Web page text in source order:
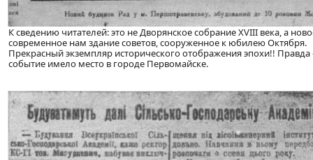
К сведению читателей: это не Дворянское собрание XVIІІ века, а
современное нам здание советов, сооруженное к юбилею Октября.
Прекрасный экземпляр исторического отображения эпохи!!
событие имело место в городе Первомайске.